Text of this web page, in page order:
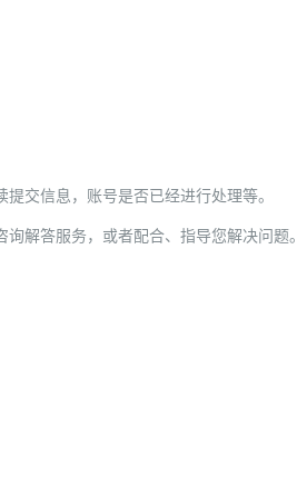
交信息，账号是否已经进行处理等。
解答服务，或者配合、指导您解决问题。